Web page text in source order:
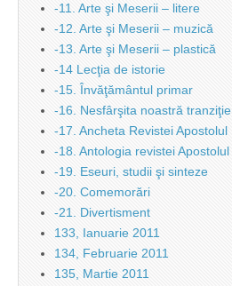
-11. Arte şi Meserii – litere
-12. Arte şi Meserii – muzică
-13. Arte şi Meserii – plastică
-14 Lecţia de istorie
-15. Învăţământul primar
-16. Nesfârşita noastră tranziţie
-17. Ancheta Revistei Apostolul
-18. Antologia revistei Apostolul
-19. Eseuri, studii şi sinteze
-20. Comemorări
-21. Divertisment
133, Ianuarie 2011
134, Februarie 2011
135, Martie 2011